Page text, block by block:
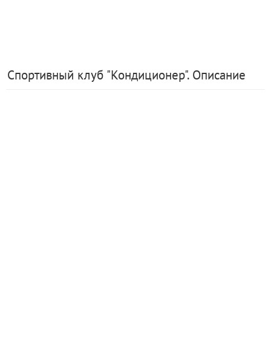
Спортивный клуб "Кондиционер". Описание